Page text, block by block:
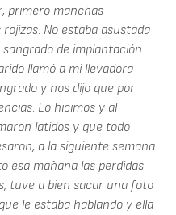
primero manchas
No estaba asustada
de implantación
llamó a mi llevadora
y nos dijo que por
Lo hicimos y al
latidos y que todo
a la siguiente semana
esa mañana las perdidas
tuve a bien sacar una foto
le estaba hablando y ella